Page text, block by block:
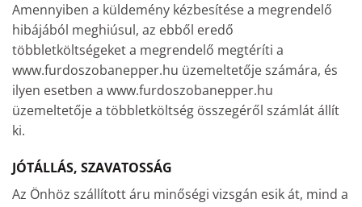
Amennyiben a küldemény kézbesítése a megrendelő
hibájából meghiúsul, az ebből eredő
többletköltségeket a megrendelő megtéríti a
www.furdoszobanepper.hu üzemeltetője számára, és
ilyen esetben a www.furdoszobanepper.hu
üzemeltetője a többletköltség összegéről számlát állít
ki.
JÓTÁLLÁS, SZAVATOSSÁG
Az Önhöz szállított áru minőségi vizsgán esik át, mind a